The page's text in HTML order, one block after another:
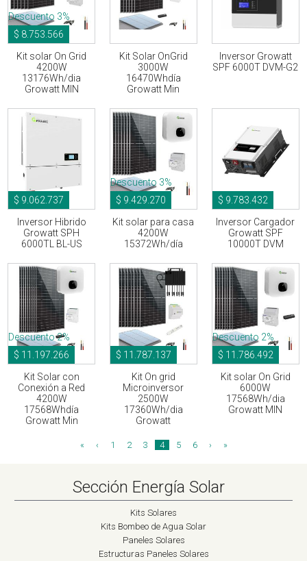
$ 8.753.566
Descuento 3%
Kit solar On Grid
4200W
13176Wh/dia
Growatt MIN
Kit Solar OnGrid
3000W
16470Whdía
Growatt Min
Inversor Growatt
SPF 6000T DVM-G2
$ 9.062.737
Inversor Hibrido
Growatt SPH
6000TL BL-US
$ 9.429.270
Descuento 3%
Kit solar para casa
4200W
15372Wh/día
$ 9.783.432
Inversor Cargador
Growatt SPF
10000T DVM
$ 11.197.266
Descuento 2%
Kit Solar con
Conexión a Red
4200W
17568Whdía
Growatt Min
$ 11.787.137
Kit On grid
Microinversor
2500W
17360Wh/dia
Growatt
$ 11.786.492
Descuento 2%
Kit solar On Grid
6000W
17568Wh/dia
Growatt MIN
« ‹ 1 2 3 4 5 6 › »
Sección Energía Solar
Kits Solares
Kits Bombeo de Agua Solar
Paneles Solares
Estructuras Paneles Solares